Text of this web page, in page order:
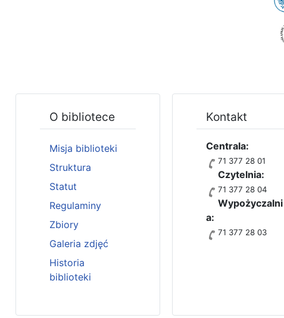
O bibliotece
Misja biblioteki
Struktura
Statut
Regulaminy
Zbiory
Galeria zdjęć
Historia
biblioteki
Kontakt
Centrala:
71 377 28 01
Czytelnia:
71 377 28 04
Wypożyczalni
a:
71 377 28 03